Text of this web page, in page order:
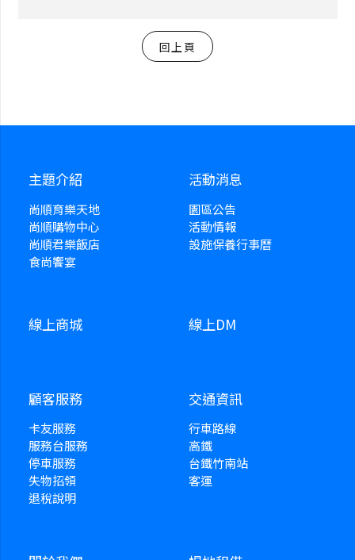
回上頁
主題介紹
尚順育樂天地
尚順購物中心
尚順君樂飯店
食尚饗宴
活動消息
園區公告
活動情報
設施保養行事曆
線上商城 線上DM
顧客服務
卡友服務
服務台服務
停車服務
失物招領
退稅說明
交通資訊
行車路線
高鐵
台鐵竹南站
客運